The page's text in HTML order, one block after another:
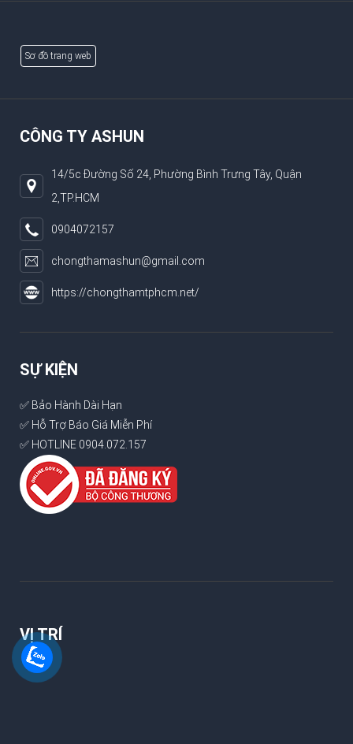
Sơ đồ trang web
CÔNG TY ASHUN
14/5c Đường Số 24, Phường Bình Trưng Tây, Quận
2,TP.HCM
0904072157
chongthamashun@gmail.com
https://chongthamtphcm.net/
SỰ KIỆN
✅ Bảo Hành Dài Hạn
✅ Hỗ Trợ Báo Giá Miễn Phí
✅ HOTLINE 0904.072.157
VỊ TRÍ